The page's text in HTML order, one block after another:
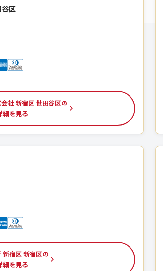
谷区
社 新宿区 世田谷区の
細を見る
新宿区 新宿区の
細を見る